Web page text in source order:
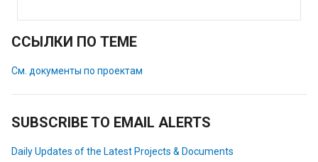
ССЫЛКИ ПО ТЕМЕ
См. документы по проектам
SUBSCRIBE TO EMAIL ALERTS
Daily Updates of the Latest Projects & Documents